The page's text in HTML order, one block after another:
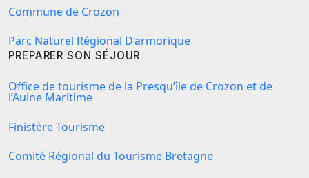
Commune de Crozon
Parc Naturel Régional D’armorique
PREPARER SON SÉJOUR
Office de tourisme de la Presqu’île de Crozon et de
l’Aulne Maritime
Finistère Tourisme
Comité Régional du Tourisme Bretagne